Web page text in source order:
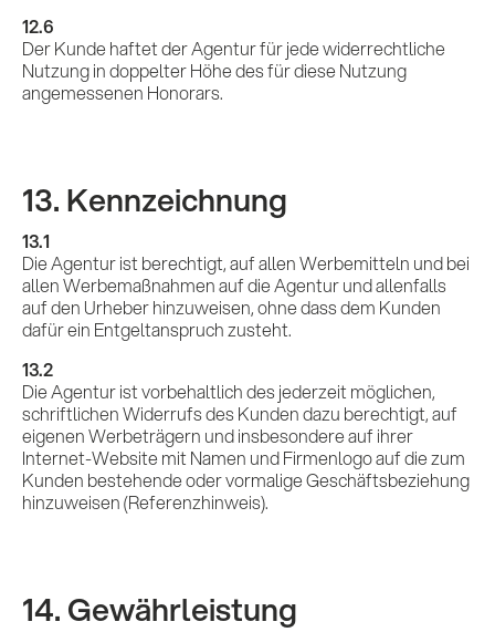
12.6
Der Kunde haftet der Agentur für jede widerrechtliche
Nutzung in doppelter Höhe des für diese Nutzung
angemessenen Honorars.
13. Kennzeichnung
13.1
Die Agentur ist berechtigt, auf allen Werbemitteln und bei
allen Werbemaßnahmen auf die Agentur und allenfalls
auf den Urheber hinzuweisen, ohne dass dem Kunden
dafür ein Entgeltanspruch zusteht.
13.2
Die Agentur ist vorbehaltlich des jederzeit möglichen,
schriftlichen Widerrufs des Kunden dazu berechtigt, auf
eigenen Werbeträgern und insbesondere auf ihrer
Internet-Website mit Namen und Firmenlogo auf die zum
Kunden bestehende oder vormalige Geschäftsbeziehung
hinzuweisen (Referenzhinweis).
14. Gewährleistung